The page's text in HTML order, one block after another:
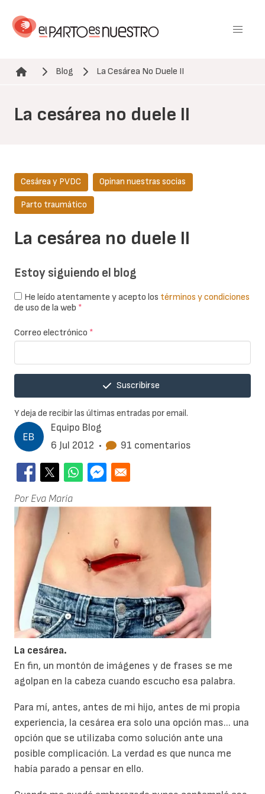
contenido
Ruta de navegación
Blog La Cesárea No Duele II
La cesárea no duele II
Equipo Blog
6 Jul 2012 • 91 comentarios
La cesárea no duele II
Cesárea y PVDC Opinan nuestras socias
Parto traumático
Por Eva María
La cesárea.
En fin, un montón de imágenes y de frases se me
agolpan en la cabeza cuando escucho esa palabra.
Para mí, antes, antes de mi hijo, antes de mi propia
experiencia, la cesárea era solo una opción mas... una
opción que se utilizaba como solución ante una
posible complicación. La verdad es que nunca me
había parado a pensar en ello.
Estoy siguiendo el blog
He leído atentamente y acepto los términos y condiciones
de uso de la web *
Correo electrónico *
Suscribirse
Y deja de recibir las últimas entradas por email.